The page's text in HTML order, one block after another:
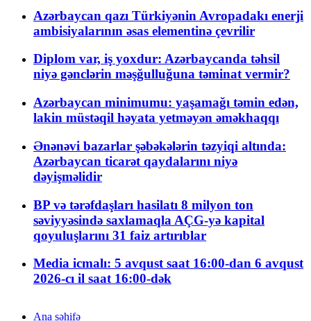
Azərbaycan qazı Türkiyənin Avropadakı enerji
ambisiyalarının əsas elementinə çevrilir
Diplom var, iş yoxdur: Azərbaycanda təhsil
niyə gənclərin məşğulluğuna təminat vermir?
Azərbaycan minimumu: yaşamağı təmin edən,
lakin müstəqil həyata yetməyən əməkhaqqı
Ənənəvi bazarlar şəbəkələrin təzyiqi altında:
Azərbaycan ticarət qaydalarını niyə
dəyişməlidir
BP və tərəfdaşları hasilatı 8 milyon ton
səviyyəsində saxlamaqla AÇG-yə kapital
qoyuluşlarını 31 faiz artırıblar
Media icmalı: 5 avqust saat 16:00-dan 6 avqust
2026-cı il saat 16:00-dək
Ana səhifə